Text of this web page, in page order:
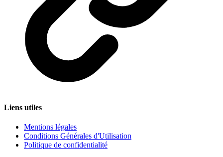
Liens utiles
Mentions légales
Conditions Générales d'Utilisation
Politique de confidentialité